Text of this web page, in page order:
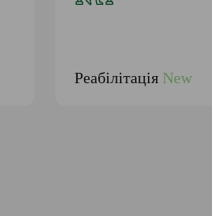
Реабілітація New